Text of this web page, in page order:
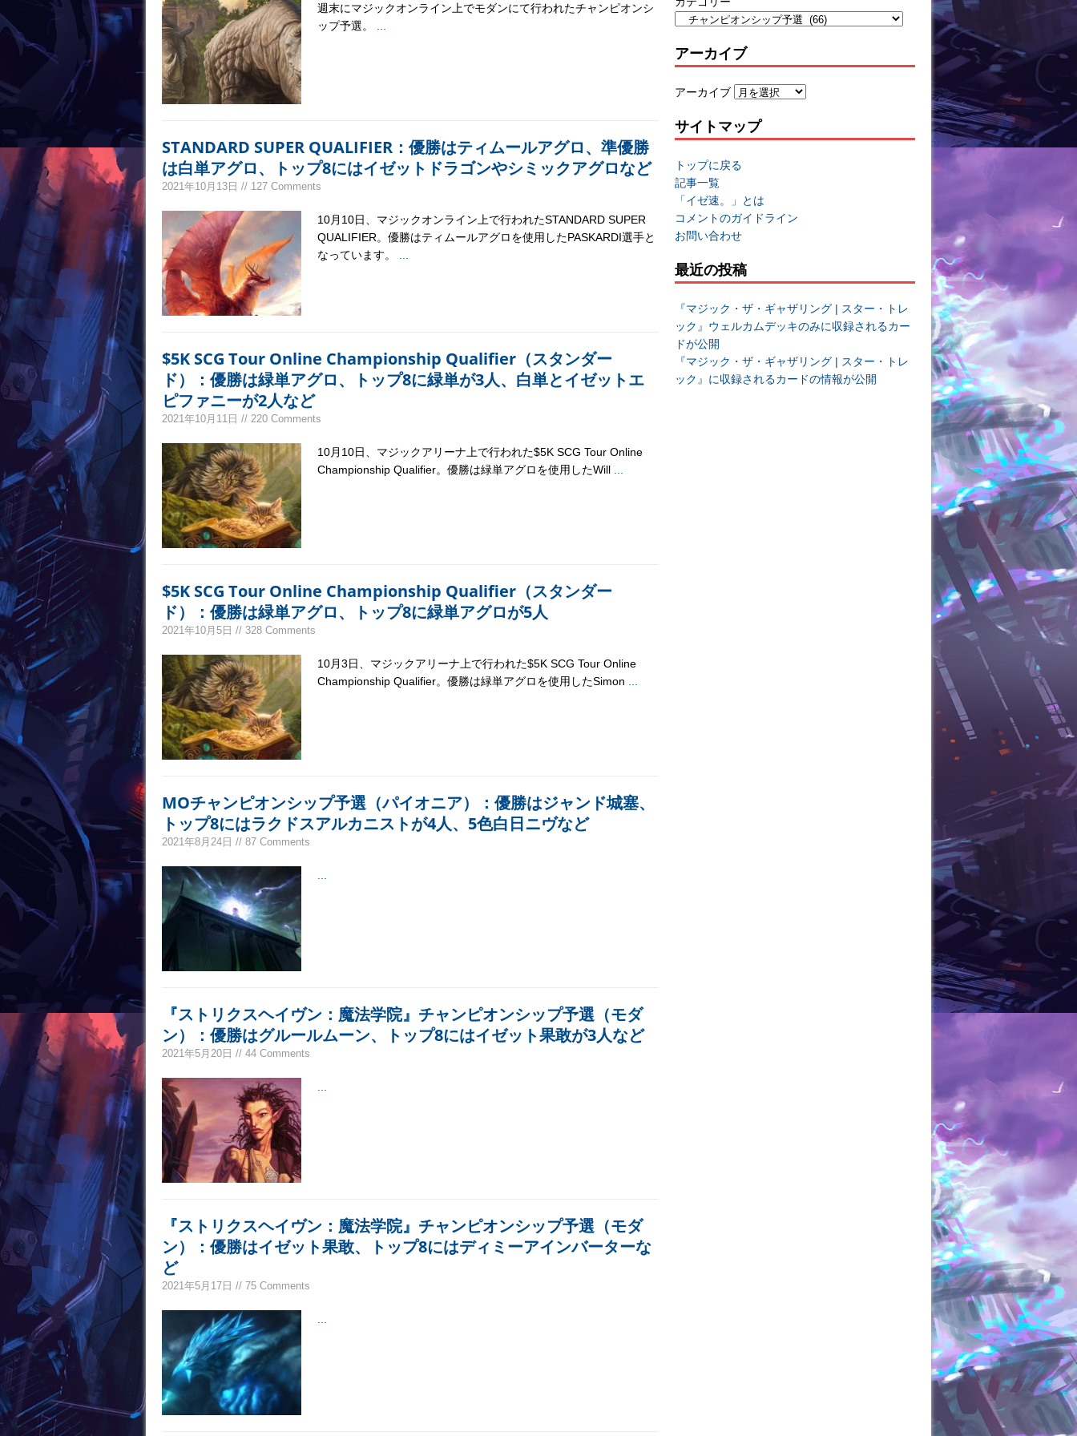
週末にマジックオンライン上でモダンにて行われたチャンピオンシ
ップ予選。
STANDARD SUPER QUALIFIER：優勝はティムールアグロ、準優勝
は白単アグロ、トップ8にはイゼットドラゴンやシミックアグロなど
2021年10月13日 // 127 Comments
10月10日、マジックオンライン上で行われたSTANDARD SUPER
QUALIFIER。優勝はティムールアグロを使用したPASKARDI選手と
なっています。
$5K SCG Tour Online Championship Qualifier（スタンダー
ド）：優勝は緑単アグロ、トップ8に緑単が3人、白単とイゼットエ
ピファニーが2人など
2021年10月11日 // 220 Comments
10月10日、マジックアリーナ上で行われた$5K SCG Tour Online
Championship Qualifier。優勝は緑単アグロを使用したWill
$5K SCG Tour Online Championship Qualifier（スタンダー
ド）：優勝は緑単アグロ、トップ8に緑単アグロが5人
2021年10月5日 // 328 Comments
10月3日、マジックアリーナ上で行われた$5K SCG Tour Online
Championship Qualifier。優勝は緑単アグロを使用したSimon
MOチャンピオンシップ予選（パイオニア）：優勝はジャンド城塞、
トップ8にはラクドスアルカニストが4人、5色白日ニヴなど
2021年8月24日 // 87 Comments
『ストリクスヘイヴン：魔法学院』チャンピオンシップ予選（モダ
ン）：優勝はグルールムーン、トップ8にはイゼット果敢が3人など
2021年5月20日 // 44 Comments
『ストリクスヘイヴン：魔法学院』チャンピオンシップ予選（モダ
ン）：優勝はイゼット果敢、トップ8にはディミーアインバーターな
ど
2021年5月17日 // 75 Comments
アーカイブ
アーカイブ
サイトマップ
トップに戻る
記事一覧
「イゼ速。」とは
コメントのガイドライン
お問い合わせ
最近の投稿
『マジック・ザ・ギャザリング | スター・トレ
ック』ウェルカムデッキのみに収録されるカー
ドが公開
『マジック・ザ・ギャザリング | スター・トレ
ック』に収録されるカードの情報が公開